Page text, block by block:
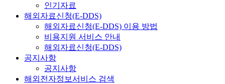
인기자료
해외자료신청(E-DDS)
해외자료신청(E-DDS) 이용 방법
비용지원 서비스 안내
해외자료신청(E-DDS)
공지사항
공지사항
해외전자정보서비스 검색